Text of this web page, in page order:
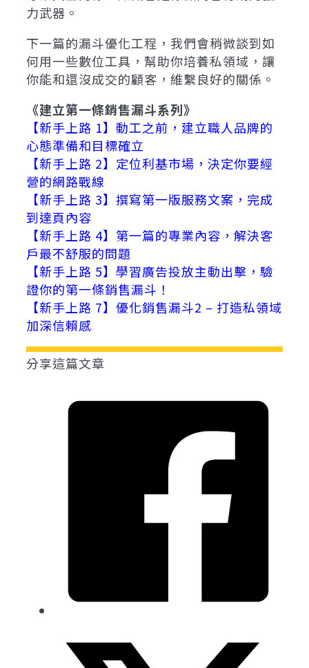
力武器。
下一篇的漏斗優化工程，我們會稍微談到如
何用一些數位工具，幫助你培養私領域，讓
你能和還沒成交的顧客，維繫良好的關係。
《建立第一條銷售漏斗系列》
【新手上路 1】動工之前，建立職人品牌的
心態準備和目標確立
【新手上路 2】定位利基市場，決定你要經
營的網路戰線
【新手上路 3】撰寫第一版服務文案，完成
到達頁內容
【新手上路 4】第一篇的專業內容，解決客
戶最不舒服的問題
【新手上路 5】學習廣告投放主動出擊，驗
證你的第一條銷售漏斗！
【新手上路 7】優化銷售漏斗2 – 打造私領域
加深信賴感
分享這篇文章